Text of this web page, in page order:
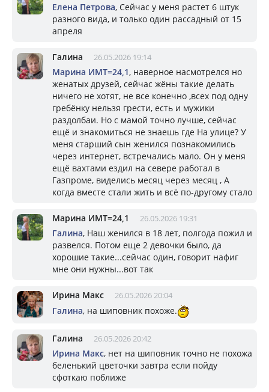
Елена Петрова, Сейчас у меня растет 6 штук
разного вида, и только один рассадный от 15
апреля
Галина 26.05.2026 19:14
Марина ИМТ=24,1, наверное насмотрелся но
женатых друзей, сейчас жёны такие делать
ничего не хотят, не все конечно ,всех под одну
гребёнку нельзя грести, есть и мужики
раздолбаи. Но с мамой точно лучше, сейчас
ещё и знакомиться не знаешь где На улице? У
меня старший сын женился познакомились
через интернет, встречались мало. Он у меня
ещё вахтами ездил на севере работал в
Газпроме, виделись месяц через месяц , А
когда вместе стали жить и всё по-другому стало
Марина ИМТ=24,1 26.05.2026 19:31
Галина, Наш женился в 18 лет, полгода пожил и
развелся. Потом еще 2 девочки было, да
хорошие такие...сейчас один, говорит нафиг
мне они нужны...вот так
Ирина Макс 26.05.2026 20:04
Галина, на шиповник похоже.
Галина 26.05.2026 20:42
Ирина Макс, нет на шиповник точно не похожа
беленький цветочки завтра если пойду
сфоткаю поближе